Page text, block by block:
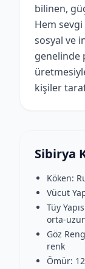
bilinen,
Hem
sosyal ve
genelinde
kişiler
Sibirya
Köken:
Vücut
Tüy
orta-
Göz
renk
Ömür: